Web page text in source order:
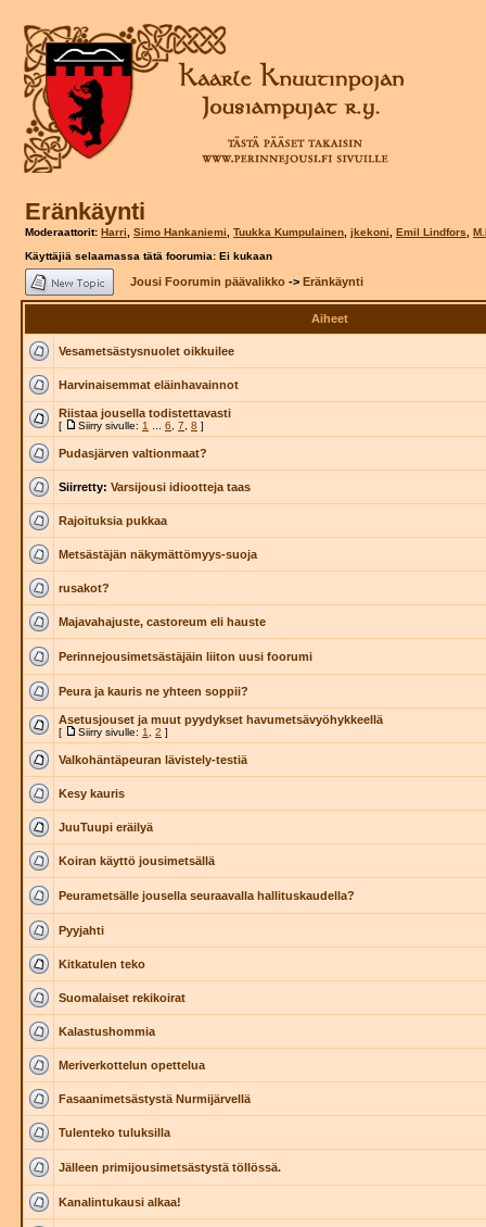
Eränkäynti
Moderaattorit: Harri Simo Hankaniemi Tuukka Kumpulainen jkekoni Emil Lindfors
Käyttäjiä selaamassa tätä foorumia: Ei kukaan
Jousi Foorumin päävalikko -> Eränkäynti
Aiheet
Vesametsästysnuolet oikkuilee
Harvinaisemmat eläinhavainnot
Riistaa jousella todistettavasti
[ Siirry sivulle: 1 6 7 8 ]
Pudasjärven valtionmaat?
Siirretty: Varsijousi idiootteja taas
Rajoituksia pukkaa
Metsästäjän näkymättömyys-suoja
rusakot?
Majavahajuste, castoreum eli hauste
Perinnejousimetsästäjäin liiton uusi foorumi
Peura ja kauris ne yhteen soppii?
Asetusjouset ja muut pyydykset havumetsävyöhykkeellä
[ Siirry sivulle: 1 2 ]
Valkohäntäpeuran lävistely-testiä
Kesy kauris
JuuTuupi eräilyä
Koiran käyttö jousimetsällä
Peurametsälle jousella seuraavalla hallituskaudella?
Pyyjahti
Kitkatulen teko
Suomalaiset rekikoirat
Kalastushommia
Meriverkottelun opettelua
Fasaanimetsästystä Nurmijärvellä
Tulenteko tuluksilla
Jälleen primijousimetsästystä töllössä.
Kanalintukausi alkaa!